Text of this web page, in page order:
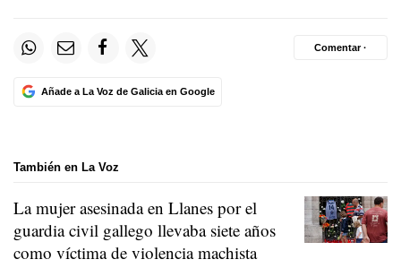
Añade a La Voz de Galicia en Google
Comentar ·
También en La Voz
La mujer asesinada en Llanes por el
guardia civil gallego llevaba siete años
como víctima de violencia machista